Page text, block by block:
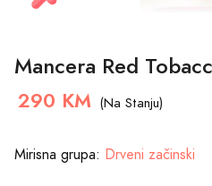
Mancera Red
290 KM (Na Stanju)
Mirisna grupa: Drveni začinski